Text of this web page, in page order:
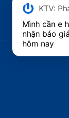
KTV:
Mình cần e
nhận báo
hôm nay